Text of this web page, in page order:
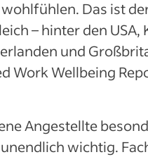
Das ist
– hinter den USA,
und
Work Wellbeing
Angestellte
wichtig.